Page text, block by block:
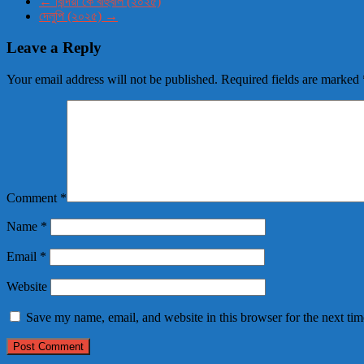
দেলুপি (২০২৫) →
Leave a Reply
Your email address will not be published. Required fields are marked
Comment *
Name *
Email *
Website
Save my name, email, and website in this browser for the next